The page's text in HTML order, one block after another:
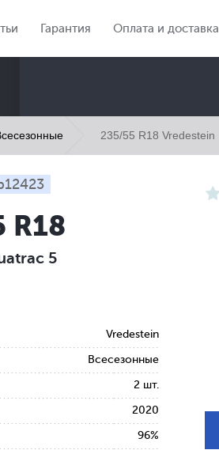
Гарантия Оплата и доставка
Сезон
Все
235/55 R18 Vredestein
R18
5
Vredestein
Всесезонные
2 шт.
2020
96%